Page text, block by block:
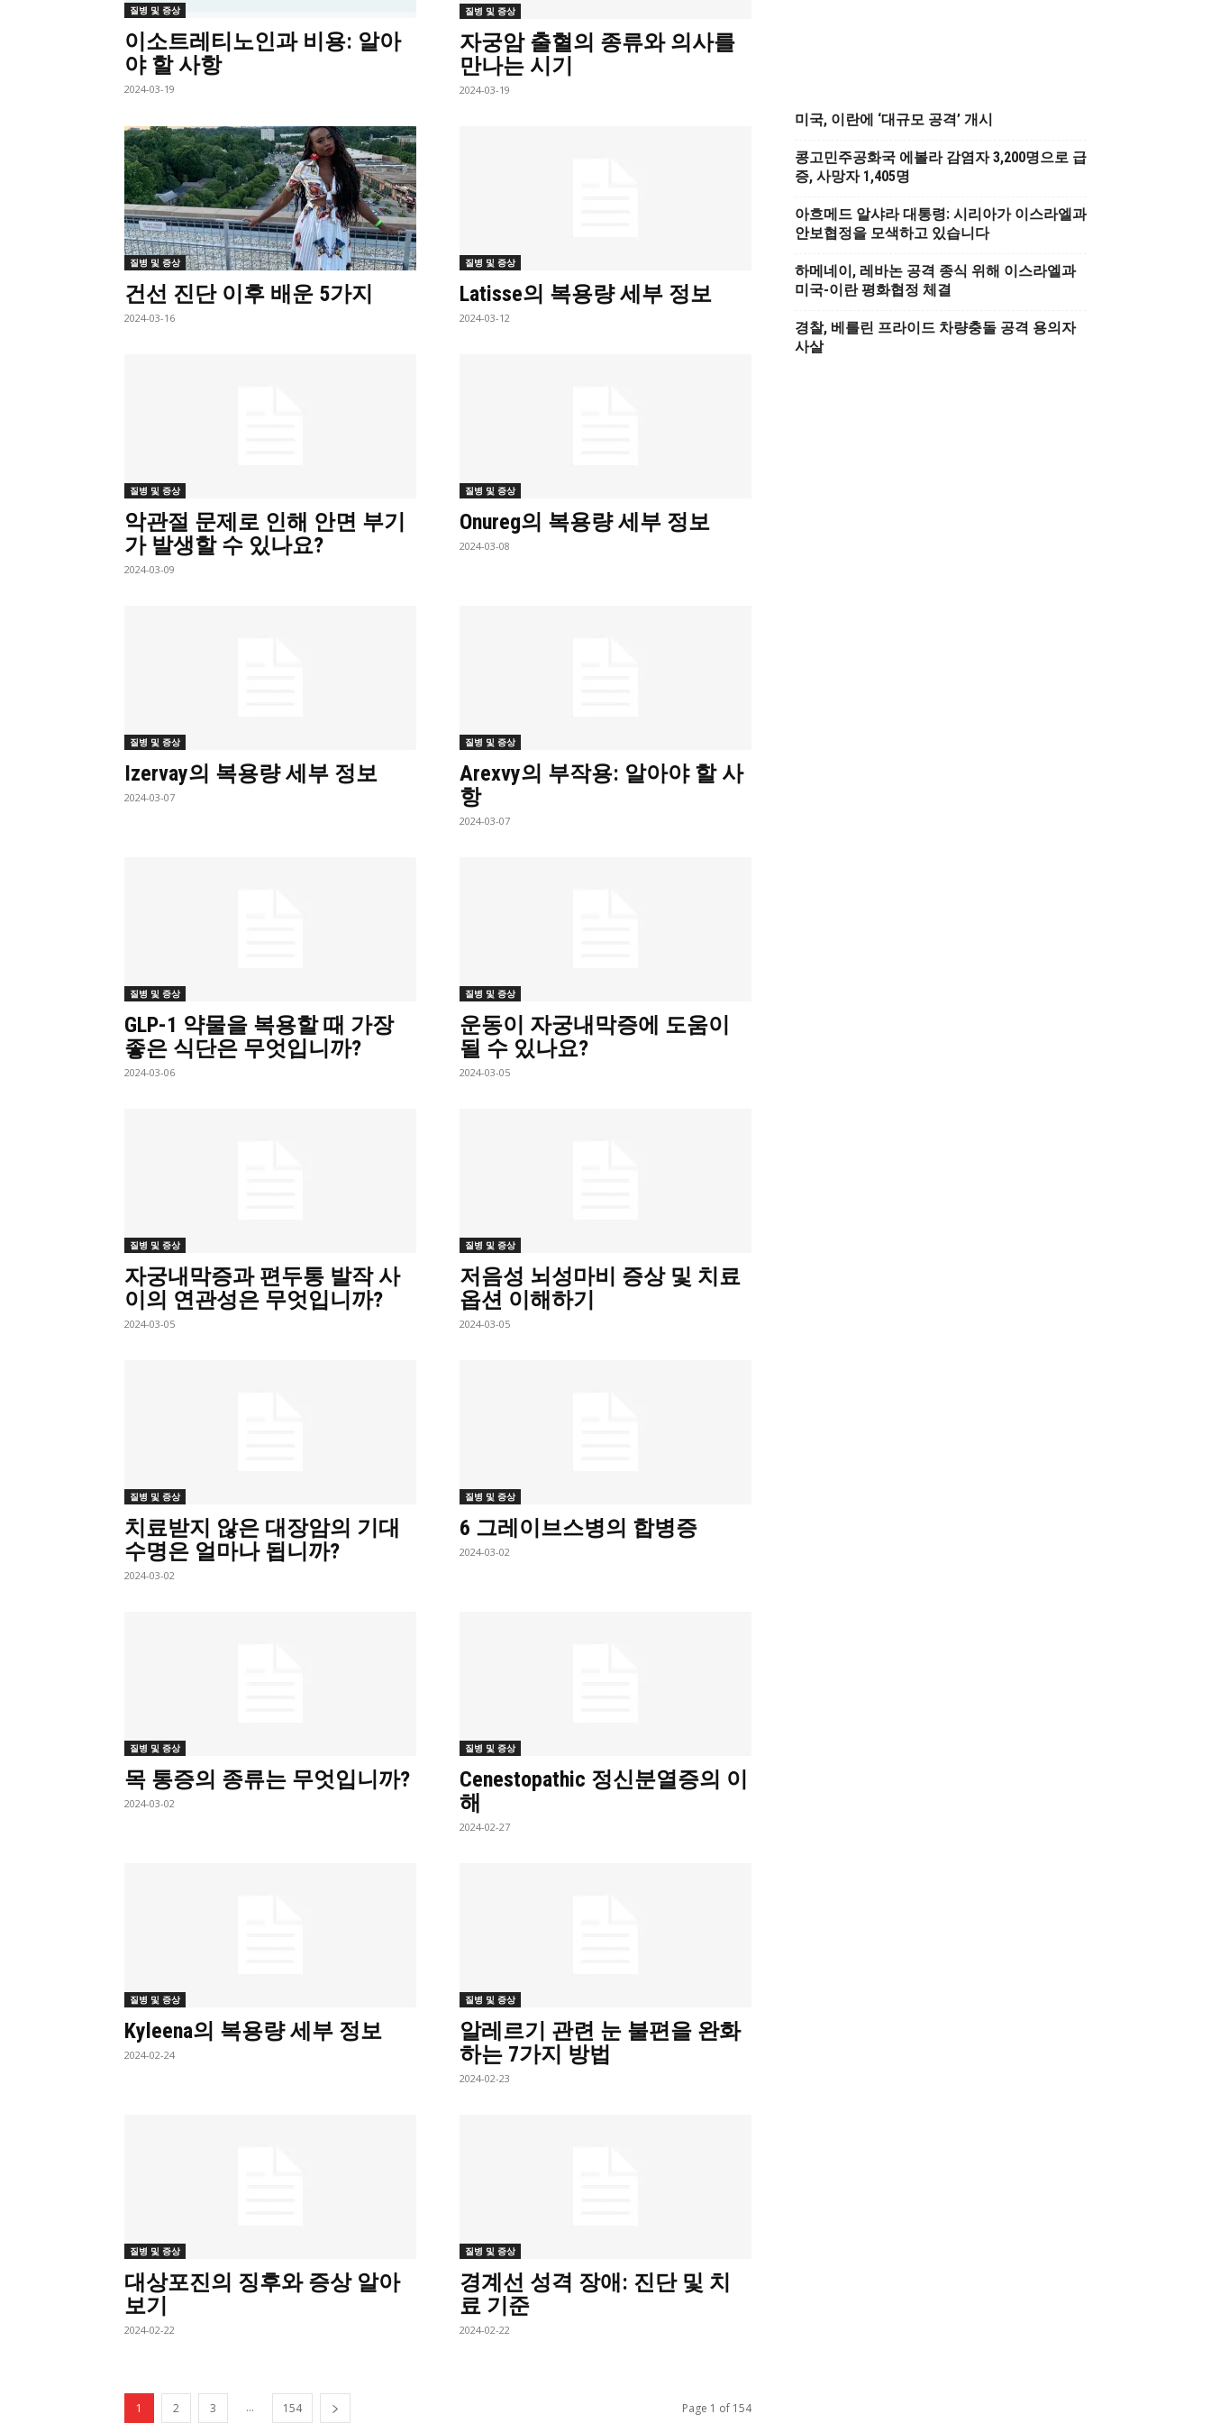
질병 및 증상
이소트레티노인과 비용: 알아
야 할 사항
2024-03-19
질병 및 증상
자궁암 출혈의 종류와 의사를
만나는 시기
2024-03-19
질병 및 증상
건선 진단 이후 배운 5가지
2024-03-16
질병 및 증상
Latisse의 복용량 세부 정보
2024-03-12
질병 및 증상
악관절 문제로 인해 안면 부기
가 발생할 수 있나요?
2024-03-09
질병 및 증상
Onureg의 복용량 세부 정보
2024-03-08
질병 및 증상
Izervay의 복용량 세부 정보
2024-03-07
질병 및 증상
Arexvy의 부작용: 알아야 할 사
항
2024-03-07
질병 및 증상
GLP-1 약물을 복용할 때 가장
좋은 식단은 무엇입니까?
2024-03-06
질병 및 증상
운동이 자궁내막증에 도움이
될 수 있나요?
2024-03-05
질병 및 증상
자궁내막증과 편두통 발작 사
이의 연관성은 무엇입니까?
2024-03-05
질병 및 증상
저음성 뇌성마비 증상 및 치료
옵션 이해하기
2024-03-05
질병 및 증상
치료받지 않은 대장암의 기대
수명은 얼마나 됩니까?
2024-03-02
질병 및 증상
6 그레이브스병의 합병증
2024-03-02
질병 및 증상
목 통증의 종류는 무엇입니까?
2024-03-02
질병 및 증상
Cenestopathic 정신분열증의 이
해
2024-02-27
질병 및 증상
Kyleena의 복용량 세부 정보
2024-02-24
질병 및 증상
알레르기 관련 눈 불편을 완화
하는 7가지 방법
2024-02-23
질병 및 증상
대상포진의 징후와 증상 알아
보기
2024-02-22
질병 및 증상
경계선 성격 장애: 진단 및 치
료 기준
2024-02-22
1 2 3 ... 154 Page 1 of 154
미국, 이란에 ‘대규모 공격’ 개시
콩고민주공화국 에볼라 감염자 3,200명으로 급
증, 사망자 1,405명
아흐메드 알샤라 대통령: 시리아가 이스라엘과
안보협정을 모색하고 있습니다
하메네이, 레바논 공격 종식 위해 이스라엘과
미국-이란 평화협정 체결
경찰, 베를린 프라이드 차량충돌 공격 용의자
사살